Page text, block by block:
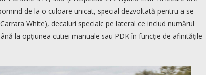
de la o culoare unicat, special dezvoltată pentru a se
White), decaluri speciale pe lateral ce includ numărul
la opțiunea cutiei manuale sau PDK în funcție de afinitățile